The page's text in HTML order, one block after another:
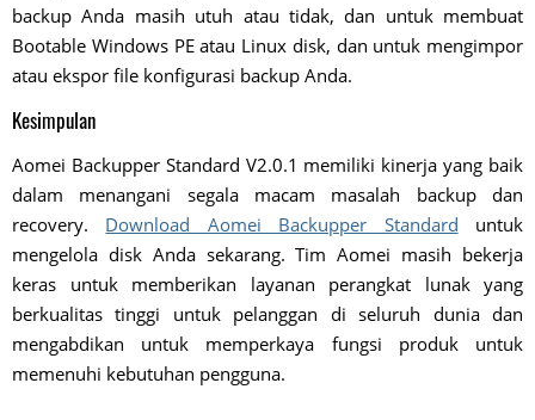
backup Anda masih utuh atau tidak, dan untuk membuat
Bootable Windows PE atau Linux disk, dan untuk mengimpor
atau ekspor file konfigurasi backup Anda.
Kesimpulan
Aomei Backupper Standard V2.0.1 memiliki kinerja yang baik
dalam menangani segala macam masalah backup dan
recovery. Download Aomei Backupper Standard untuk
mengelola disk Anda sekarang. Tim Aomei masih bekerja
keras untuk memberikan layanan perangkat lunak yang
berkualitas tinggi untuk pelanggan di seluruh dunia dan
mengabdikan untuk memperkaya fungsi produk untuk
memenuhi kebutuhan pengguna.